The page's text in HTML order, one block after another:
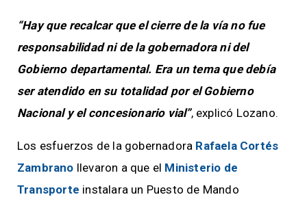
“Hay que recalcar que el cierre de la vía no fue
responsabilidad ni de la gobernadora ni del
Gobierno departamental. Era un tema que debía
ser atendido en su totalidad por el Gobierno
Nacional y el concesionario vial”, explicó Lozano.
Los esfuerzos de la gobernadora Rafaela Cortés
Zambrano llevaron a que el Ministerio de
Transporte instalara un Puesto de Mando